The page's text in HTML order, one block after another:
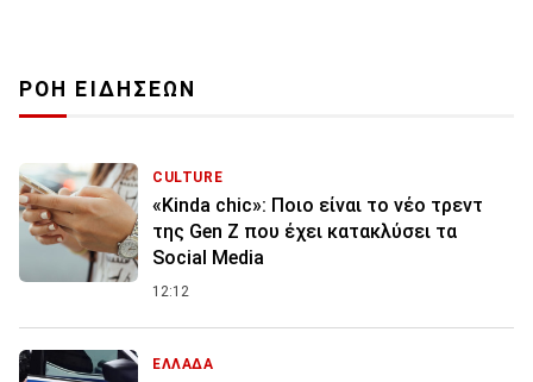
ΡΟΗ ΕΙΔΗΣΕΩΝ
CULTURE
«Kinda chic»: Ποιο είναι το νέο τρεντ
της Gen Z που έχει κατακλύσει τα
Social Media
12:12
ΕΛΛΑΔΑ